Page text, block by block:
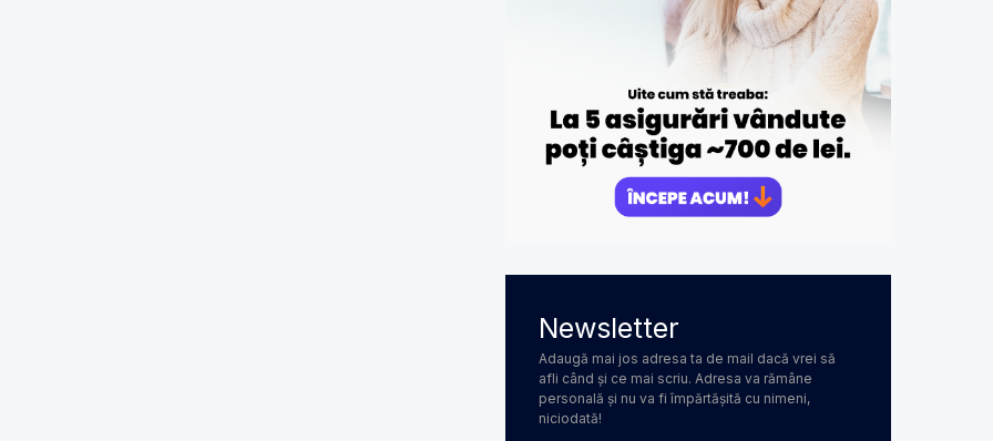
Newsletter
Adaugă mai jos adresa ta de mail dacă vrei să
afli când și ce mai scriu. Adresa va rămâne
personală și nu va fi împărtășită cu nimeni,
niciodată!